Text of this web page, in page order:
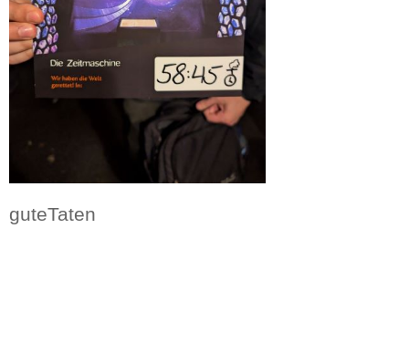
guteTaten